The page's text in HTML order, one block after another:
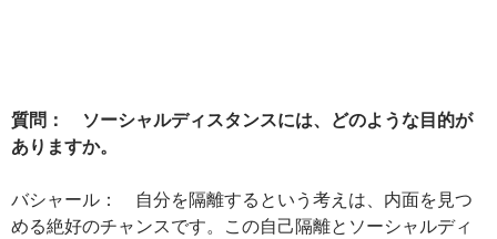
質問： ソーシャルディスタンスには、どのような目的が
ありますか。
バシャール： 自分を隔離するという考えは、内面を見つ
める絶好のチャンスです。この自己隔離とソーシャルディ